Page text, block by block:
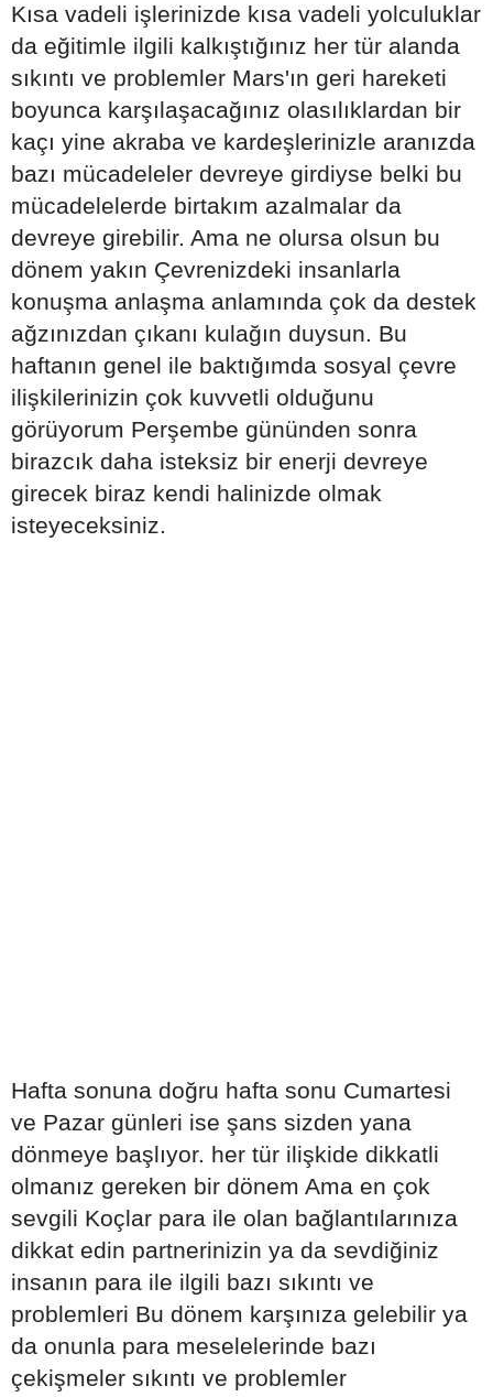
Kısa vadeli işlerinizde kısa vadeli yolculuklar
da eğitimle ilgili kalkıştığınız her tür alanda
sıkıntı ve problemler Mars'ın geri hareketi
boyunca karşılaşacağınız olasılıklardan bir
kaçı yine akraba ve kardeşlerinizle aranızda
bazı mücadeleler devreye girdiyse belki bu
mücadelelerde birtakım azalmalar da
devreye girebilir. Ama ne olursa olsun bu
dönem yakın Çevrenizdeki insanlarla
konuşma anlaşma anlamında çok da destek
ağzınızdan çıkanı kulağın duysun. Bu
haftanın genel ile baktığımda sosyal çevre
ilişkilerinizin çok kuvvetli olduğunu
görüyorum Perşembe gününden sonra
birazcık daha isteksiz bir enerji devreye
girecek biraz kendi halinizde olmak
isteyeceksiniz.
Hafta sonuna doğru hafta sonu Cumartesi
ve Pazar günleri ise şans sizden yana
dönmeye başlıyor. her tür ilişkide dikkatli
olmanız gereken bir dönem Ama en çok
sevgili Koçlar para ile olan bağlantılarınıza
dikkat edin partnerinizin ya da sevdiğiniz
insanın para ile ilgili bazı sıkıntı ve
problemleri Bu dönem karşınıza gelebilir ya
da onunla para meselelerinde bazı
çekişmeler sıkıntı ve problemler